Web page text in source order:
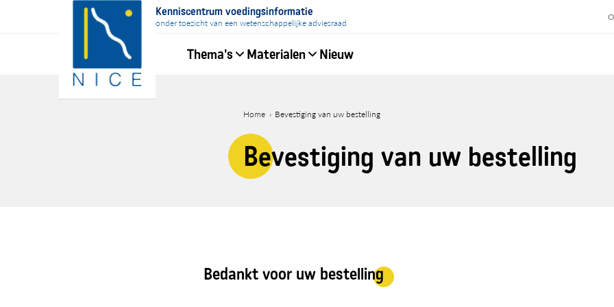
Kenniscentrum voedingsinformatie
onder toezicht van een wetenschappelijke adviesraad
Thema's Materialen Nieuw
Kruimelpad
Home Bevestiging van uw bestelling
Bevestiging van uw bestelling
Bedankt voor uw bestelling